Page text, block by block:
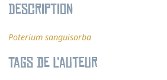
Description
Poterium sanguisorba
Tags de l’auteur